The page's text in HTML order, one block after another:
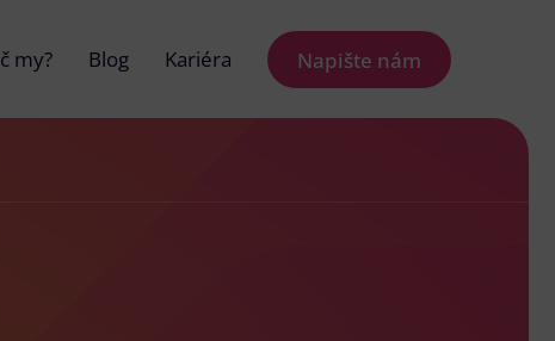
my? Blog Kariéra Napište nám